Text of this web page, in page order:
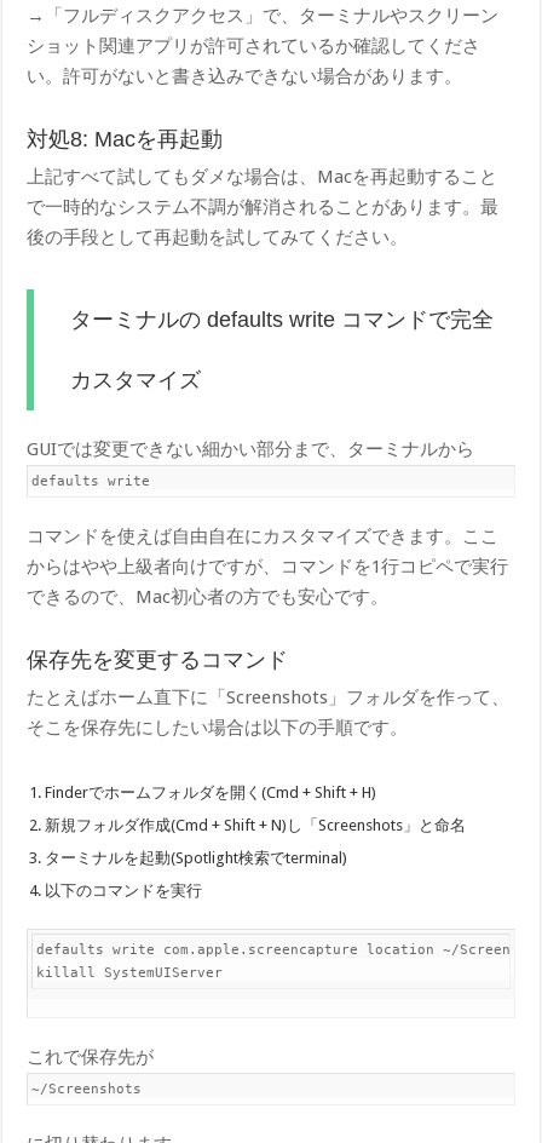
→「フルディスクアクセス」で、ターミナルやスクリーン
ショット関連アプリが許可されているか確認してくださ
い。許可がないと書き込みできない場合があります。
対処8: Macを再起動
上記すべて試してもダメな場合は、Macを再起動すること
で一時的なシステム不調が解消されることがあります。最
後の手段として再起動を試してみてください。
ターミナルの default​s write コマンドで完全
カスタマイズ
GUIでは変更できない細かい部分まで、ターミナルから
default​s write
コマンドを使えば自由自在にカスタマイズできます。ここ
からはやや上級者向けですが、コマンドを1行コピペで実行
できるので、Mac初心者の方でも安心です。
保存先を変更するコマンド
たとえばホーム直下に「Screenshots」フォルダを作って、
そこを保存先にしたい場合は以下の手順です。
Finderでホームフォルダを開く(Cmd + Shift + H)
新規フォルダ作成(Cmd + Shift + N)し「Screenshots」と命名
ターミナルを起動(Spotlight検索でterminal)
以下のコマンドを実行
default​s write com.apple.screencapture location ~/
kill​all SystemUIServer
これで保存先が
~/Screenshots